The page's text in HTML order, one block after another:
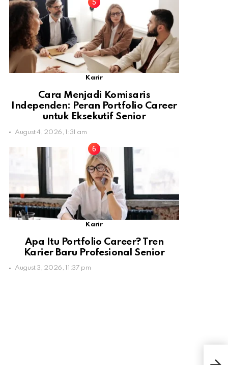
Karir
Cara Menjadi Komisaris
Independen: Peran Portfolio Career
untuk Eksekutif Senior
August 4, 2026, 1:31 am
Karir
Apa Itu Portfolio Career? Tren
Karier Baru Profesional Senior
August 3, 2026, 11:37 pm